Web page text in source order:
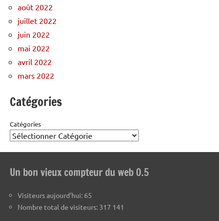
août 2022
juillet 2022
juin 2022
mai 2022
avril 2022
mars 2022
Catégories
Catégories
Un bon vieux compteur du web 0.5
Visiteurs aujourd’hui: 65
Nombre total de visiteurs: 317 141